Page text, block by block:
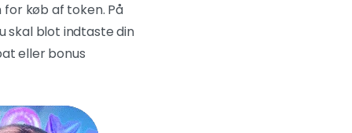
køb af token. På
skal blot indtaste din
eller bonus